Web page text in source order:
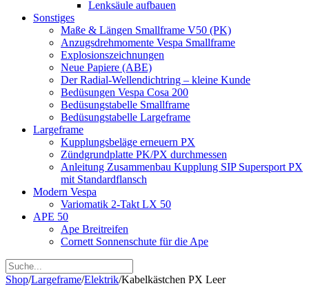
Lenksäule aufbauen
Sonstiges
Maße & Längen Smallframe V50 (PK)
Anzugsdrehmomente Vespa Smallframe
Explosionszeichnungen
Neue Papiere (ABE)
Der Radial-Wellendichtring – kleine Kunde
Bedüsungen Vespa Cosa 200
Bedüsungstabelle Smallframe
Bedüsungstabelle Largeframe
Largeframe
Kupplungsbeläge erneuern PX
Zündgrundplatte PK/PX durchmessen
Anleitung Zusammenbau Kupplung SIP Supersport PX
mit Standardflansch
Modern Vespa
Variomatik 2-Takt LX 50
APE 50
Ape Breitreifen
Cornett Sonnenschute für die Ape
Shop/Largeframe/Elektrik/Kabelkästchen PX Leer